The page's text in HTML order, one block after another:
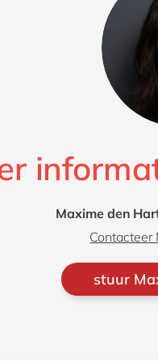
Maxime den
Contacteer
stuur